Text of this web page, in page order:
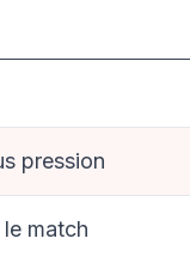
pression
le match